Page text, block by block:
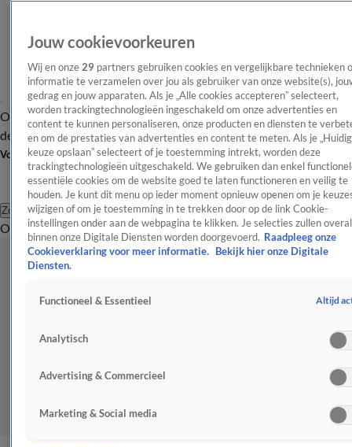
OverzichtAfleveringen Entertainment TV Algemeen
Tip
de redactieNieuwsbrief
Volg Shownieuws
Zoeken
OverzichtEntertainmentSpraakmakendRealityCrimeVideo's
Jouw cookievoorkeuren
Wij en onze 29 partners gebruiken cookies en vergelijkbare technieken
informatie te verzamelen over jou als gebruiker van onze website(s),
gedrag en jouw apparaten. Als je „Alle cookies accepteren” selecteert,
worden trackingtechnologieën ingeschakeld om onze advertenties en
content te kunnen personaliseren, onze producten en diensten te
en om de prestaties van advertenties en content te meten. Als je
keuze opslaan” selecteert of je toestemming intrekt, worden deze
trackingtechnologieën uitgeschakeld. We gebruiken dan enkel
essentiële cookies om de website goed te laten functioneren en veilig te
houden. Je kunt dit menu op ieder moment opnieuw openen om je
wijzigen of om je toestemming in te trekken door op de link Cookie-
instellingen onder aan de webpagina te klikken. Je selecties zullen overal
binnen onze Digitale Diensten worden doorgevoerd. Raadpleeg onze
Cookieverklaring voor meer informatie.
Bekijk hier onze Digitale
Diensten.
Functioneel & Essentieel Altijd
Analytisch
Advertising & Commercieel
Marketing & Social media